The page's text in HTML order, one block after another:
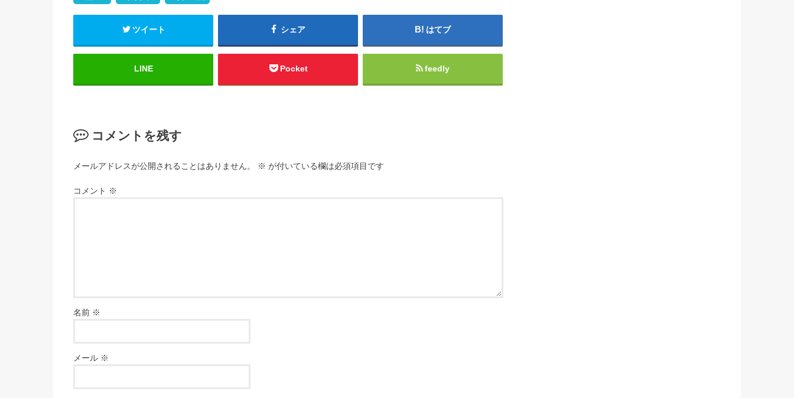
ツイート シェア はてブ
LINE Pocket feedly
コメントを残す
メールアドレスが公開されることはありません。 ※ が付いている欄は必須項目です
コメント ※
名前 ※
メール ※